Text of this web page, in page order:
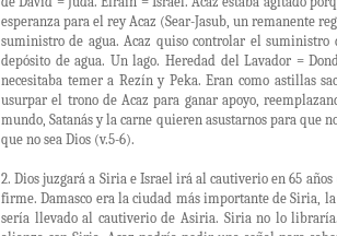
esperanza para el rey Acaz (Sear-Jasub, un remanente
suministro de agua. Acaz quiso controlar el suministro
depósito de agua. Un lago. Heredad del Lavador =
necesitaba temer a Rezín y Peka. Eran como astillas
usurpar el trono de Acaz para ganar apoyo,
mundo, Satanás y la carne quieren asustarnos para que
que no sea Dios (v.5-6).
2. Dios juzgará a Siria e Israel irá al cautiverio en 65
firme. Damasco era la ciudad más importante de Siria,
sería llevado al cautiverio de Asiria. Siria no lo